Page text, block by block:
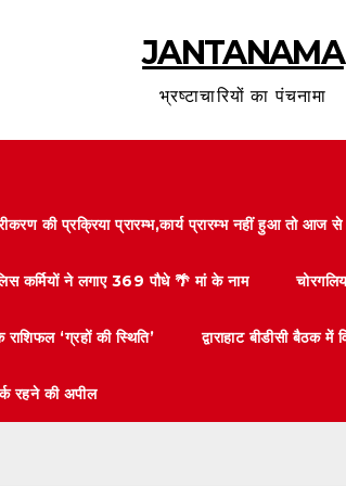
JANTANAMA
भ्रष्टाचारियों का पंचनामा
की प्रक्रिया प्रारम्भ,कार्य प्रारम्भ नहीं हुआ तो
कर्मियों ने लगाए 369 पौधे 🌴 मां के नाम
‘ग्रहों की स्थिति’ द्वाराहाट बीडीसी बैठक
रहने की अपील